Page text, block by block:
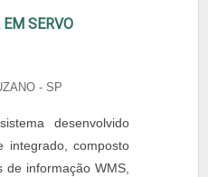
SERVO
- SP
desenvolvido
integrado, composto
informação WMS,